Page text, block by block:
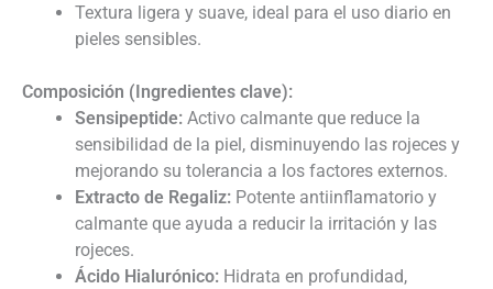
Textura ligera y suave, ideal para el uso diario en
pieles sensibles.
Composición (Ingredientes clave):
Sensipeptide: Activo calmante que reduce la
sensibilidad de la piel, disminuyendo las rojeces y
mejorando su tolerancia a los factores externos.
Extracto de Regaliz: Potente antiinflamatorio y
calmante que ayuda a reducir la irritación y las
rojeces.
Ácido Hialurónico: Hidrata en profundidad,